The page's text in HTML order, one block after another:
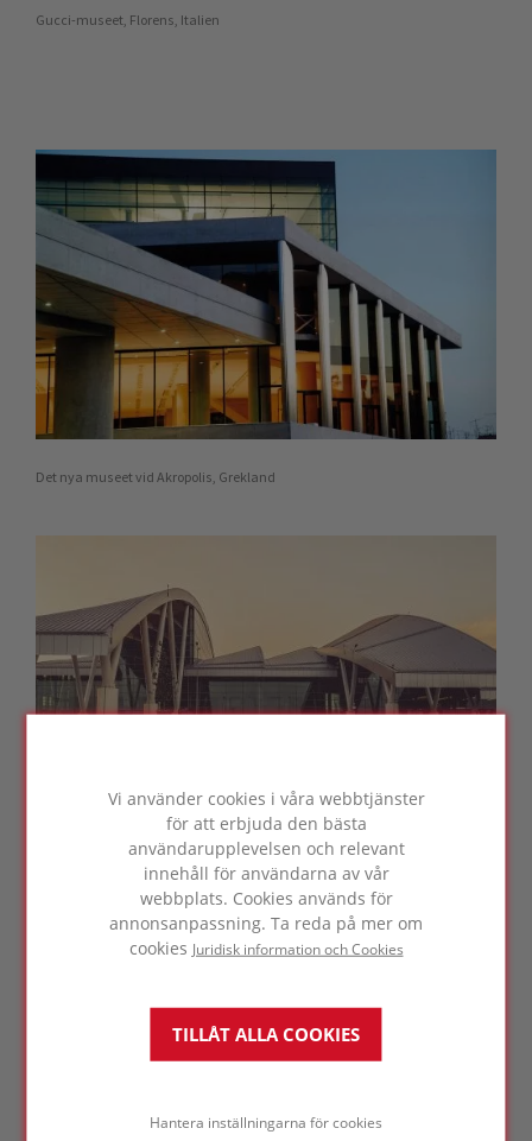
Vi använder cookies i våra webbtjänster
för att erbjuda den bästa
användarupplevelsen och relevant
innehåll för användarna av vår
webbplats. Cookies används för
annonsanpassning. Ta reda på mer om
cookies Juridisk information och Cookies
TILLÅT ALLA COOKIES
Hantera inställningarna för cookies
Gucci-museet, Florens, Italien
Det nya museet vid Akropolis, Grekland
Platov International Airport, Ryssland